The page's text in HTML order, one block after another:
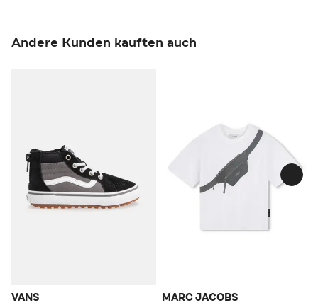
Andere Kunden kauften auch
VANS MARC JACOBS